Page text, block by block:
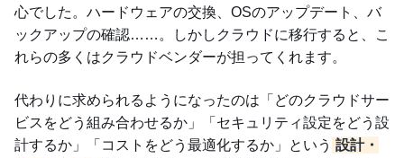
心でした。ハードウェアの交換、OSのアップデート、バ
ックアップの確認……。しかしクラウドに移行すると、こ
れらの多くはクラウドベンダーが担ってくれます。
代わりに求められるようになったのは「どのクラウドサー
ビスをどう組み合わせるか」「セキュリティ設定をどう設
計するか」「コストをどう最適化するか」という 設計・